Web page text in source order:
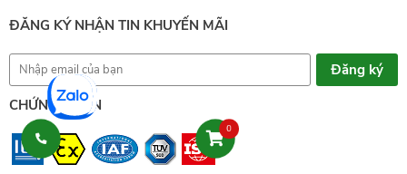
ĐĂNG KÝ NHẬN TIN KHUYẾN MÃI
CHỨNG NHẬN
0